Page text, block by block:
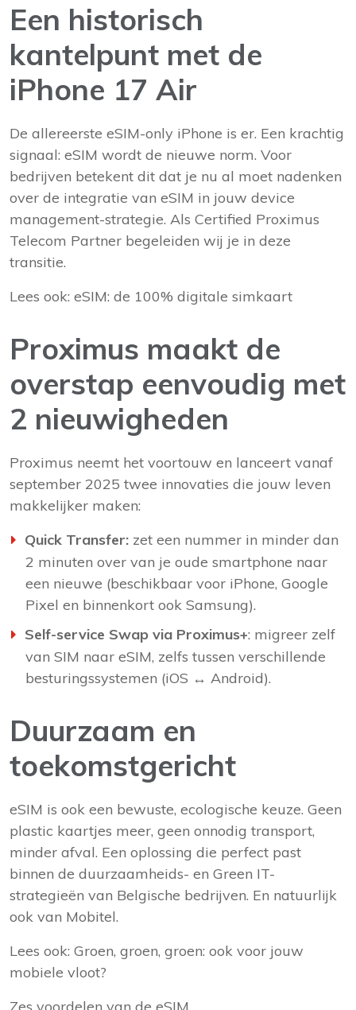
Een historisch
kantelpunt met de
iPhone 17 Air
De allereerste eSIM-only iPhone is er. Een krachtig
signaal: eSIM wordt de nieuwe norm. Voor
bedrijven betekent dit dat je nu al moet nadenken
over de integratie van eSIM in jouw device
management-strategie. Als Certified Proximus
Telecom Partner begeleiden wij je in deze
transitie.
Lees ook: eSIM: de 100% digitale simkaart
Proximus maakt de
overstap eenvoudig met
2 nieuwigheden
Proximus neemt het voortouw en lanceert vanaf
september 2025 twee innovaties die jouw leven
makkelijker maken:
Quick Transfer: zet een nummer in minder dan
2 minuten over van je oude smartphone naar
een nieuwe (beschikbaar voor iPhone, Google
Pixel en binnenkort ook Samsung).
Self-service Swap via Proximus+: migreer zelf
van SIM naar eSIM, zelfs tussen verschillende
besturingssystemen (iOS ↔ Android).
Duurzaam en
toekomstgericht
eSIM is ook een bewuste, ecologische keuze. Geen
plastic kaartjes meer, geen onnodig transport,
minder afval. Een oplossing die perfect past
binnen de duurzaamheids- en Green IT-
strategieën van Belgische bedrijven. En natuurlijk
ook van Mobitel.
Lees ook: Groen, groen, groen: ook voor jouw
mobiele vloot?